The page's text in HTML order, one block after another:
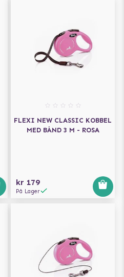
FLEXI NEW CLASSIC KOBBEL
MED BÅND 3 M - ROSA
kr 179
På Lager